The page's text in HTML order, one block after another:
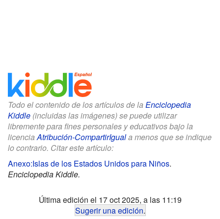
Todo el contenido de los artículos de la Enciclopedia
Kiddle (incluidas las imágenes) se puede utilizar
libremente para fines personales y educativos bajo la
licenciaAtribución-CompartirIguala menos que se indique
lo contrario. Citar este artículo:
Anexo:Islas de los Estados Unidos para Niños.
Enciclopedia Kiddle.
Última edición el 17 oct 2025, a las 11:19
Sugerir una edición.